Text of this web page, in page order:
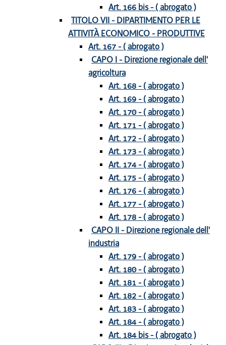
Art. 166 bis - ( abrogato )
TITOLO VII - DIPARTIMENTO PER LE
ATTIVITÀ ECONOMICO - PRODUTTIVE
Art. 167 - ( abrogato )
CAPO I - Direzione regionale dell'
agricoltura
Art. 168 - ( abrogato )
Art. 169 - ( abrogato )
Art. 170 - ( abrogato )
Art. 171 - ( abrogato )
Art. 172 - ( abrogato )
Art. 173 - ( abrogato )
Art. 174 - ( abrogato )
Art. 175 - ( abrogato )
Art. 176 - ( abrogato )
Art. 177 - ( abrogato )
Art. 178 - ( abrogato )
CAPO II - Direzione regionale dell'
industria
Art. 179 - ( abrogato )
Art. 180 - ( abrogato )
Art. 181 - ( abrogato )
Art. 182 - ( abrogato )
Art. 183 - ( abrogato )
Art. 184 - ( abrogato )
Art. 184 bis - ( abrogato )